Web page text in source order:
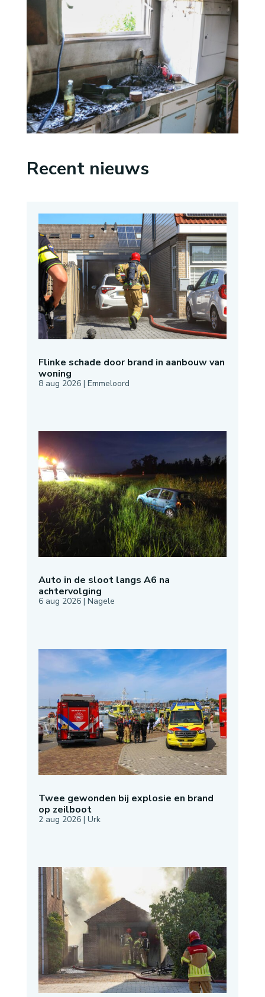
Recent nieuws
Flinke schade door brand in aanbouw van
woning
8 aug 2026| Emmeloord
Auto in de sloot langs A6 na
achtervolging
6 aug 2026| Nagele
Twee gewonden bij explosie en brand
op zeilboot
2 aug 2026| Urk